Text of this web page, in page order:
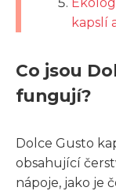
kapslí
Co jsou
fungují?
Dolce Gusto
obsahující
nápoje, jako je